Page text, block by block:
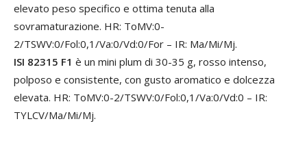
elevato peso specifico e ottima tenuta alla
sovramaturazione. HR: ToMV:0-
2/TSWV:0/Fol:0,1/Va:0/Vd:0/For – IR: Ma/Mi/Mj.
ISI 82315 F1 è un mini plum di 30-35 g, rosso intenso,
polposo e consistente, con gusto aromatico e dolcezza
elevata. HR: ToMV:0-2/TSWV:0/Fol:0,1/Va:0/Vd:0 – IR:
TYLCV/Ma/Mi/Mj.